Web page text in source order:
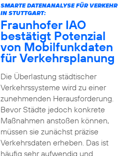
SMARTE DATENANALYSE FÜR VERKEHR
IN STUTTGART:
Fraunhofer IAO
bestätigt Potenzial
von Mobilfunkdaten
für Verkehrsplanung
Die Überlastung städtischer
Verkehrssysteme wird zu einer
zunehmenden Herausforderung.
Bevor Städte jedoch konkrete
Maßnahmen anstoßen können,
müssen sie zunächst präzise
Verkehrsdaten erheben. Das ist
häufig sehr aufwendig und